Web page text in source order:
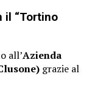
il “Tortino
all’Azienda
grazie al